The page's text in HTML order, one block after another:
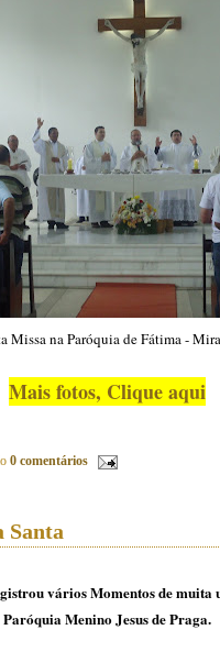
Missa na Paróquia de Fátima -
Mais fotos, Clique aqui
0 comentários
Santa
vários Momentos de muita
Paróquia Menino Jesus de Praga.